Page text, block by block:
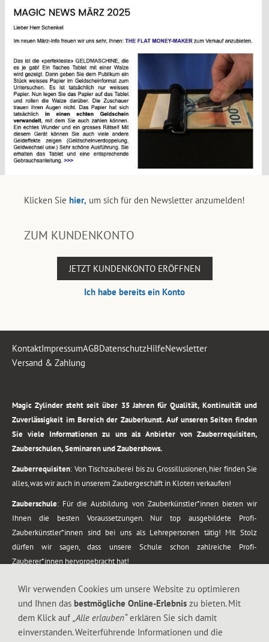
Klicken Sie hier, um sich für den Newsletter anzumelden!
ZUM KUNDENKONTO
JETZT KUNDENKONTO ERÖFFNEN
Ich habe bereits ein Konto
KontaktImpressumAGBDatenschutzHilfeNewsletter
Versand & Zahlung
Magic Zylinder steht seit über 35 Jahren für Qualität, Kontinuität und
Zuverlässigkeit im Bereich der Zauberkunst. Auf unseren Seiten finden
Sie viele Informationen zu uns als Anbieter von Zauberrequisiten,
Zauberschulen, Seminaren und Zaubershows.
Zauberrequisiten: Von Tischzauberei bis zu Grossillusionen, hier finden Sie
alles, was wir auch in unserem Zaubergeschäft in Kloten verkaufen!
Zauberschule: Für die Ausbildung von Zauberkünstler*innen bieten wir
Ihnen die besten Voraussetzungen. Nur top ausgebildete Profi-
Zauberkünstler*innen sind bei uns als Lehrepersonen tätig! Mit Stolz
dürfen wir sagen, dass unsere Schule schon zahlreiche Profi-
Zauberer*innen hervorgebracht hat!
vom Kinderprogramm bis zur Tischzauberei. Lassen Sie sich faszinieren von
meiner Zauber-Sprech-Show, angerührt mit sprachlichen Sequenzen,
gewürzt mit Gags und visuellen Illusionen wie Kaninchen, Vasen, Seilen,
Wir verwenden Cookies um unsere Website zu optimieren
und Ihnen das bestmögliche Online-Erlebnis zu bieten. Mit
dem Klick auf „Alle erlauben“erklären Sie sich damit
einverstanden. Weiterführende Informationen und die